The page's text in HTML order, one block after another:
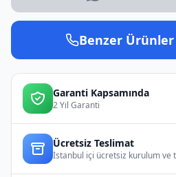
Benzer Ürünler
Garanti Kapsamında
2 Yıl Garanti
Ücretsiz Teslimat
İstanbul içi ücretsiz kurulum ve